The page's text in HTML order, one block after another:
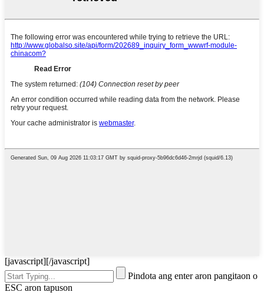
[javascript][/javascript]
Pindota ang enter aron pangitaon o
ESC aron tapuson